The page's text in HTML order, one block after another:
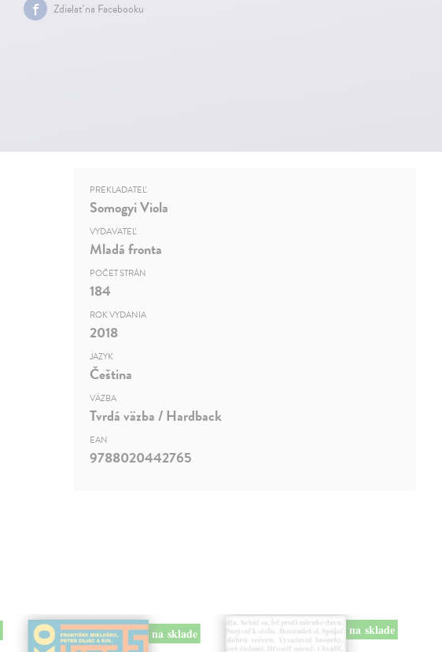
Zdielať na Facebooku
PREKLADATEĽ
Somogyi Viola
VYDAVATEĽ
Mladá fronta
POČET STRÁN
184
ROK VYDANIA
2018
JAZYK
Čeština
VÄZBA
Tvrdá väzba / Hardback
EAN
9788020442765
na sklade na sklade